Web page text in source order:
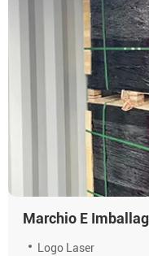
Marchio E
Logo Laser